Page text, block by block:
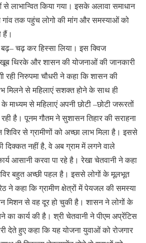
से लाभान्वित किया गया। इसके अलावा समाधान
गांव तक पहुंच लोगो की मांग और समस्याओं को
हैं।
बढ़– चढ़ कर हिस्सा लिया। इस क्विज
खूब थिरके और शासन की योजनाओं की जानकारी
रही निरुपमा चौधरी ने कहा कि शासन की
मिलने से महिलाएं सशक्त होने के साथ ही
माध्यम से महिलाएं अपनी छोटी –छोटी जरूरतों
है। पूनम गौतम ने सुशासन तिहार की सराहना
से ग्रामीणों को अच्छा लाभ मिला है। इससे
नहीं है, वे अब ग्राम में लगने वाले
आसानी करवा पा रहे है। रेखा चेतवानी ने कहा
बहुत अच्छी पहल है। इससे लोगों के मूलभूत
ने कहा कि ग्रामीण क्षेत्रों में पेयजल की समस्या
मिशन से वह दूर हो चुकी है। शासन ने लोगों के
कार्य की है। श्री चेतवानी ने पीएम अप्रेंटिस
देते हुए कहा कि यह योजना युवाओं को रोजगार